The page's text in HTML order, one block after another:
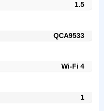
1.5
QCA9533
Wi-Fi 4
1